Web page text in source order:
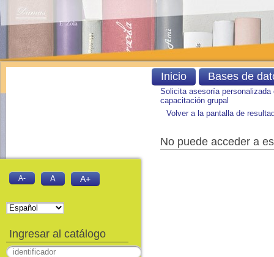
Solicita asesoría personalizada
capacitación grupal
Volver a la pantalla de
No puede acceder a
Inicio Bases de
A- A A+
Ingresar al catálogo